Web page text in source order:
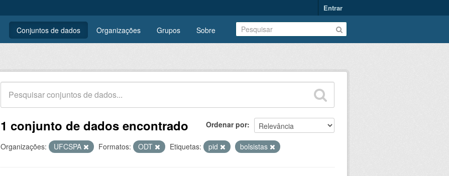
Entrar
Conjuntos de dados Organizações Grupos Sobre
Ordenar por
1 conjunto de dados encontrado
Organizações: UFCSPA Formatos: ODT Etiquetas: pid bolsistas